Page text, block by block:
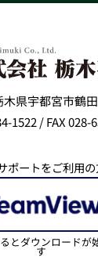
木県宇都宮市鶴
1522 / FAX 028-
ポートをご利用
とダウンロードが
す